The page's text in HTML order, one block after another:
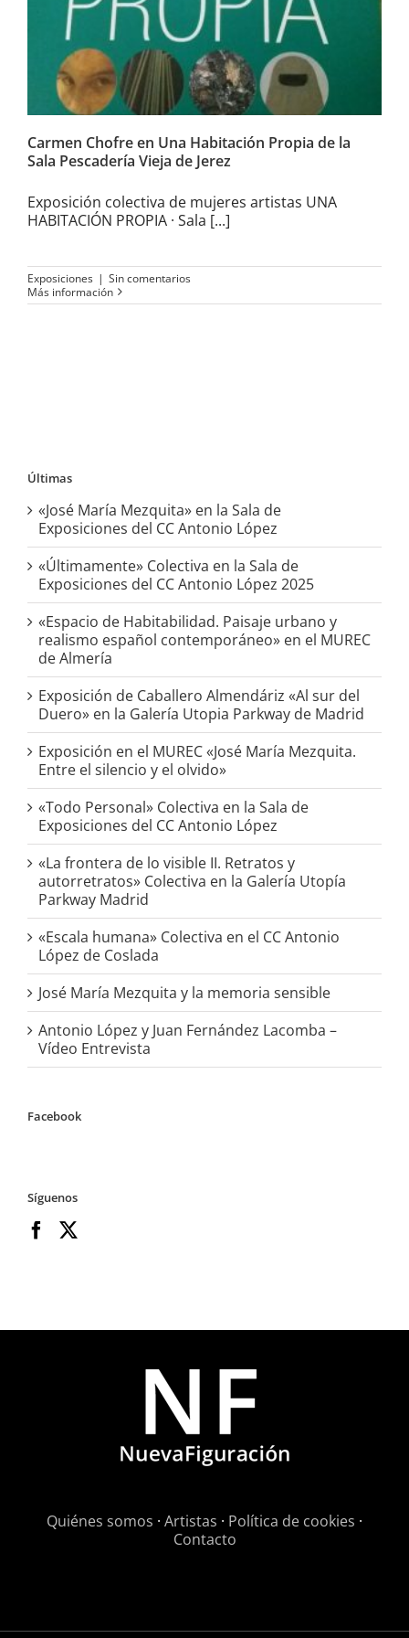
Carmen Chofre en Una Habitación Propia de la
Sala Pescadería Vieja de Jerez
Exposición colectiva de mujeres artistas UNA
HABITACIÓN PROPIA · Sala [...]
Exposiciones | Sin comentarios
Más información
Últimas
«José María Mezquita» en la Sala de
Exposiciones del CC Antonio López
«Últimamente» Colectiva en la Sala de
Exposiciones del CC Antonio López 2025
«Espacio de Habitabilidad. Paisaje urbano y
realismo español contemporáneo» en el MUREC
de Almería
Exposición de Caballero Almendáriz «Al sur del
Duero» en la Galería Utopia Parkway de Madrid
Exposición en el MUREC «José María Mezquita.
Entre el silencio y el olvido»
«Todo Personal» Colectiva en la Sala de
Exposiciones del CC Antonio López
«La frontera de lo visible II. Retratos y
autorretratos» Colectiva en la Galería Utopía
Parkway Madrid
«Escala humana» Colectiva en el CC Antonio
López de Coslada
José María Mezquita y la memoria sensible
Antonio López y Juan Fernández Lacomba –
Vídeo Entrevista
Facebook
Síguenos
Quiénes somos · Artistas · Política de cookies ·
Contacto